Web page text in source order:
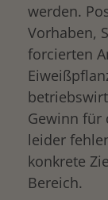
werden.
Vorhaben,
forcierten
Gewinn für
leider
konkrete
Bereich.